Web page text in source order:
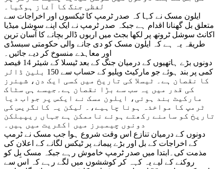
لفظی جنگ کا آغاز ہوگیا۔
ایلون مسک نے کہا کہ صدر ٹرمپ کا ٹیکسوں اور اخراجات سے
متعلق بل گھنانا اقدام ہے جبکہ صدر ٹرمپ نے ایک اپنے سوشل میڈیا
اکانٹ سوشل ٹروتھ پر لکھا بجٹ میں اربوں ڈالر بچانے کا آسان ترین
طریقہ یہ ہے کہ ایلون مسک کو دی جانے والی حکومتی سبسڈی
اور معاہدے منسوخ کر دیے جائیں۔
دونوں بڑے ہاتھیوں کے درمیان جنگ کے بعد ٹیسلا کے شیئر 14 فیصد
کمی پر بند ہوئے جو مارکیٹ ویلیو کے حساب سے 150 بلین ڈالر
کا نقصان ہے۔ ٹیسلا کی تاریخ میں کسی ایک دن، شیئرز
کی قدر میں یہ سب سے بڑا نقصان ہے۔جیسے ہی سٹاک
مارکیٹ بند ہوئی، ایلون مسک نے ایکس پر جواب دیا
ٹرمپ کا مواخذہ ہونا چاہیے،۔ لیکن یہ کانگریس کی
تاریخ کو سامنے رکھتے ہوئے ناممکن ہے جہاں ریپبلکن
دونوں چیمبرز میں اکثریت میں ہیں۔
دونوں کے درمیان تنازع اس وقت شروع ہوا جب مسک نے ٹرمپ
کے اخراجات کے بل اور بڑے پیمانے پر ٹیکس لگانے کے اعلان کی
مذمت کی۔ابتدا میں صدر ٹرمپ خاموش رہے جبکہ مسک بِل کو
روکنے کے لیے یہ کہہ کر کوششوں میں لگے رہے کہ اس سے